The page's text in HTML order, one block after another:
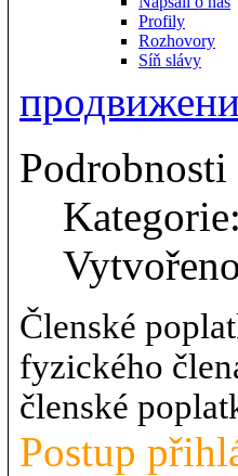
Profily
Rozhovory
Síň slávy
Podrobnosti
Kategorie:
Členské
fyzického
členské
Postup